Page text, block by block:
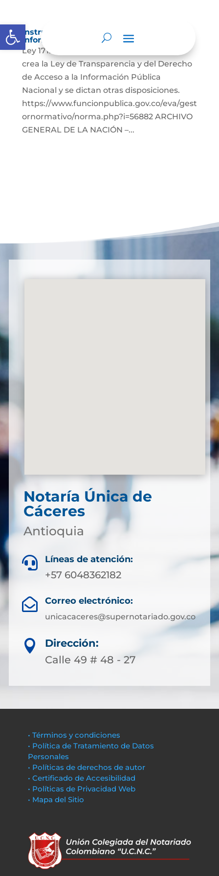
Abrir barra de herramientas
Instrumentos de gestión de la
información.
Ley 1712 de 2014, Por medio de la cual se
crea la Ley de Transparencia y del Derecho
de Acceso a la Información Pública
Nacional y se dictan otras disposiciones.
https://www.funcionpublica.gov.co/eva/gest
ornormativo/norma.php?i=56882 ARCHIVO
GENERAL DE LA NACIÓN –...
Notaría Única de
Cáceres
Antioquia
 Líneas de atención:
+57 6048362182
 Correo electrónico:
unicacaceres@supernotariado.gov.co

Dirección:
Calle 49 # 48 - 27
• Términos y condiciones
• Política de Tratamiento de Datos
Personales
• Políticas de derechos de autor
• Certificado de Accesibilidad
• Políticas de Privacidad Web
• Mapa del Sitio